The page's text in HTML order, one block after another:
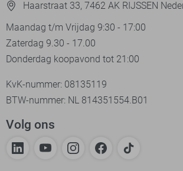
Haarstraat 33, 7462 AK RIJSSEN
Maandag t/m Vrijdag 9:30 - 17:00
Zaterdag 9.30 - 17.00
Donderdag koopavond tot 21:00
KvK-nummer: 08135119
BTW-nummer: NL 814351554.B01
Volg ons